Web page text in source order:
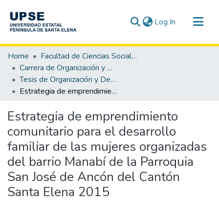
Log In (current)
Communities & Collections
All of DSpace
Statistics
Home
Facultad de Ciencias Sociales y de la Salud
Carrera de Organización y Desarrollo Comunitario
Tesis de Organización y Desarrollo Comunitario
Estrategia de emprendimiento comunitario para el desarrollo familiar de las mujeres organizadas del barrio Manabí de la Parroquia San José de Ancón del Cantón Santa Elena 2015
Estrategia de emprendimiento
comunitario para el desarrollo
familiar de las mujeres organizadas
del barrio Manabí de la Parroquia
San José de Ancón del Cantón
Santa Elena 2015